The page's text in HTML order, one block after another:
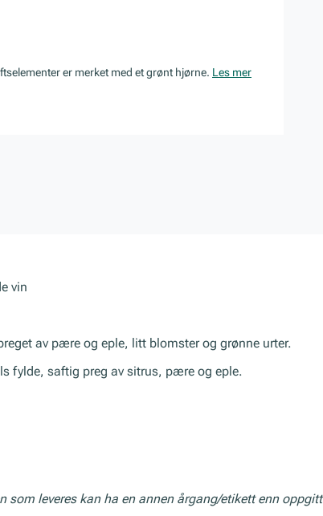
er merket med et grønt hjørne. Les mer
vin
av pære og eple, litt blomster og grønne urter.
fylde, saftig preg av sitrus, pære og eple.
som leveres kan ha en annen årgang/etikett enn oppgitt